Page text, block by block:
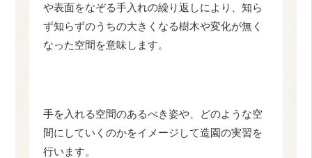
や表面をなぞる手入れの繰り返しにより、知ら
ず知らずのうちの大きくなる樹木や変化が無く
なった空間を意味します。
手を入れる空間のあるべき姿や、どのような空
間にしていくのかをイメージして造園の実習を
行います。